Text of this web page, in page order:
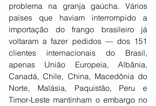
problema na granja gaúcha. Vários
países que haviam interrompido a
importação do frango brasileiro já
voltaram a fazer pedidos — dos 151
clientes internacionais do Brasil,
apenas União Europeia, Albânia,
Canadá, Chile, China, Macedônia do
Norte, Malásia, Paquistão, Peru e
Timor-Leste mantinham o embargo no